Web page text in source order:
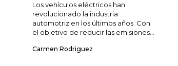
Los vehículos eléctricos han
revolucionado la industria
automotriz en los últimos años. Con
el objetivo de reducir las emisiones...
Carmen Rodriguez